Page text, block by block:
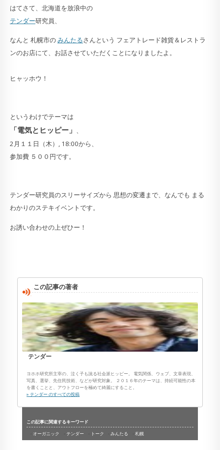
はてさて、北海道を放浪中の
テンダー研究員、
なんと 札幌市のみんたるさんという フェアトレード雑貨＆レストラ
ンのお店にて、お話させていただくことになりましたよ。
ヒャッホウ！
というわけでテーマは
「電気とヒッピー」 、
2月１１日（木）, 18:00から、
参加費 ５００円です。
テンダー研究員のスリーサイズから 思想の変遷まで、なんでも まる
わかりのステキイベントです。
お誘い合わせの上ぜひー！
この記事の著者
テンダー
ヨホホ研究所主宰の、泣く子も訛る社会派ヒッピー。 電気関係、ウェブ、文章表現、
写真、選挙、先住民技術、などが研究対象。 ２０１６年のテーマは、持続可能性の本
を書くことと、アウトフローを極めて綺麗にすること。
» テンダー のすべての投稿
この記事に関連するキーワード
オーガニック
テンダー トーク みんたる 札幌